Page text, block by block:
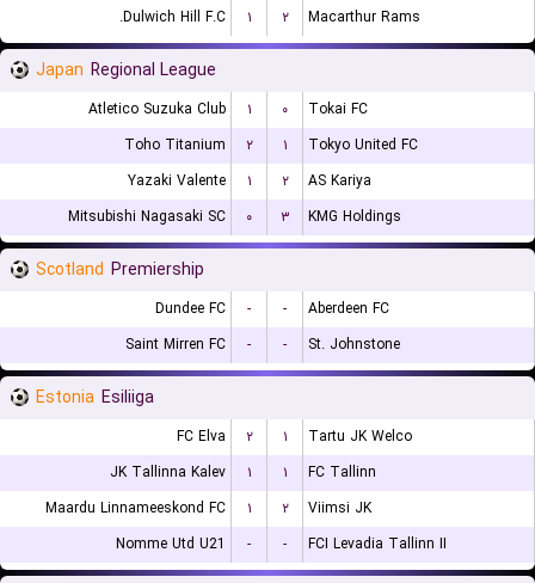
Dulwich Hill F.C.
۱ ۲ Macarthur Rams
Japan Regional League
Atletico Suzuka Club ۱ ۰
Tokai FC
Toho Titanium
۲ ۱
Tokyo United FC
Yazaki Valente
۱ ۲
AS Kariya
Mitsubishi Nagasaki SC
۰ ۳ KMG Holdings
Scotland Premiership
Dundee FC - -
Aberdeen FC
Saint Mirren FC
- - St. Johnstone
Estonia Esiliiga
FC Elva ۲ ۱
Tartu JK Welco
JK Tallinna Kalev
۱ ۱
FC Tallinn
Maardu Linnameeskond FC
۱ ۲
Viimsi JK
Nomme Utd U21
- - FCI Levadia Tallinn II